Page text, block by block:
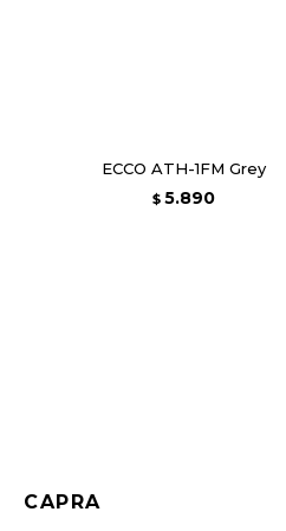
ECCO ATH-1FM Grey
$ 5.890
CAPRA